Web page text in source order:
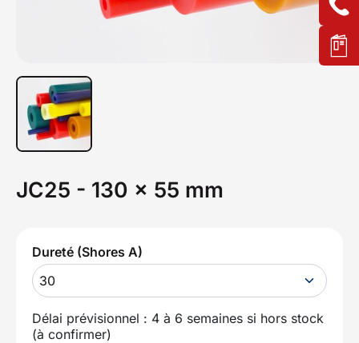
JC25 - 130 x 55 mm
Dureté (Shores A)
30
Délai prévisionnel : 4 à 6 semaines si hors stock
(à confirmer)